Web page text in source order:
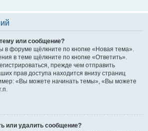
или сообщение?
в форуме щёлкните по кнопке «Новая тема».
в теме щёлкните по кнопке «Ответить».
прежде чем отправить
прав доступа находится внизу страниц
«Вы можете начинать темы», «Вы можете
или удалить сообщение?